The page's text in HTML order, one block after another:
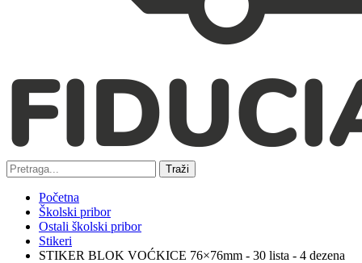
Traži
Početna
Školski pribor
Ostali školski pribor
Stikeri
STIKER BLOK VOĆKICE 76×76mm - 30 lista - 4 dezena